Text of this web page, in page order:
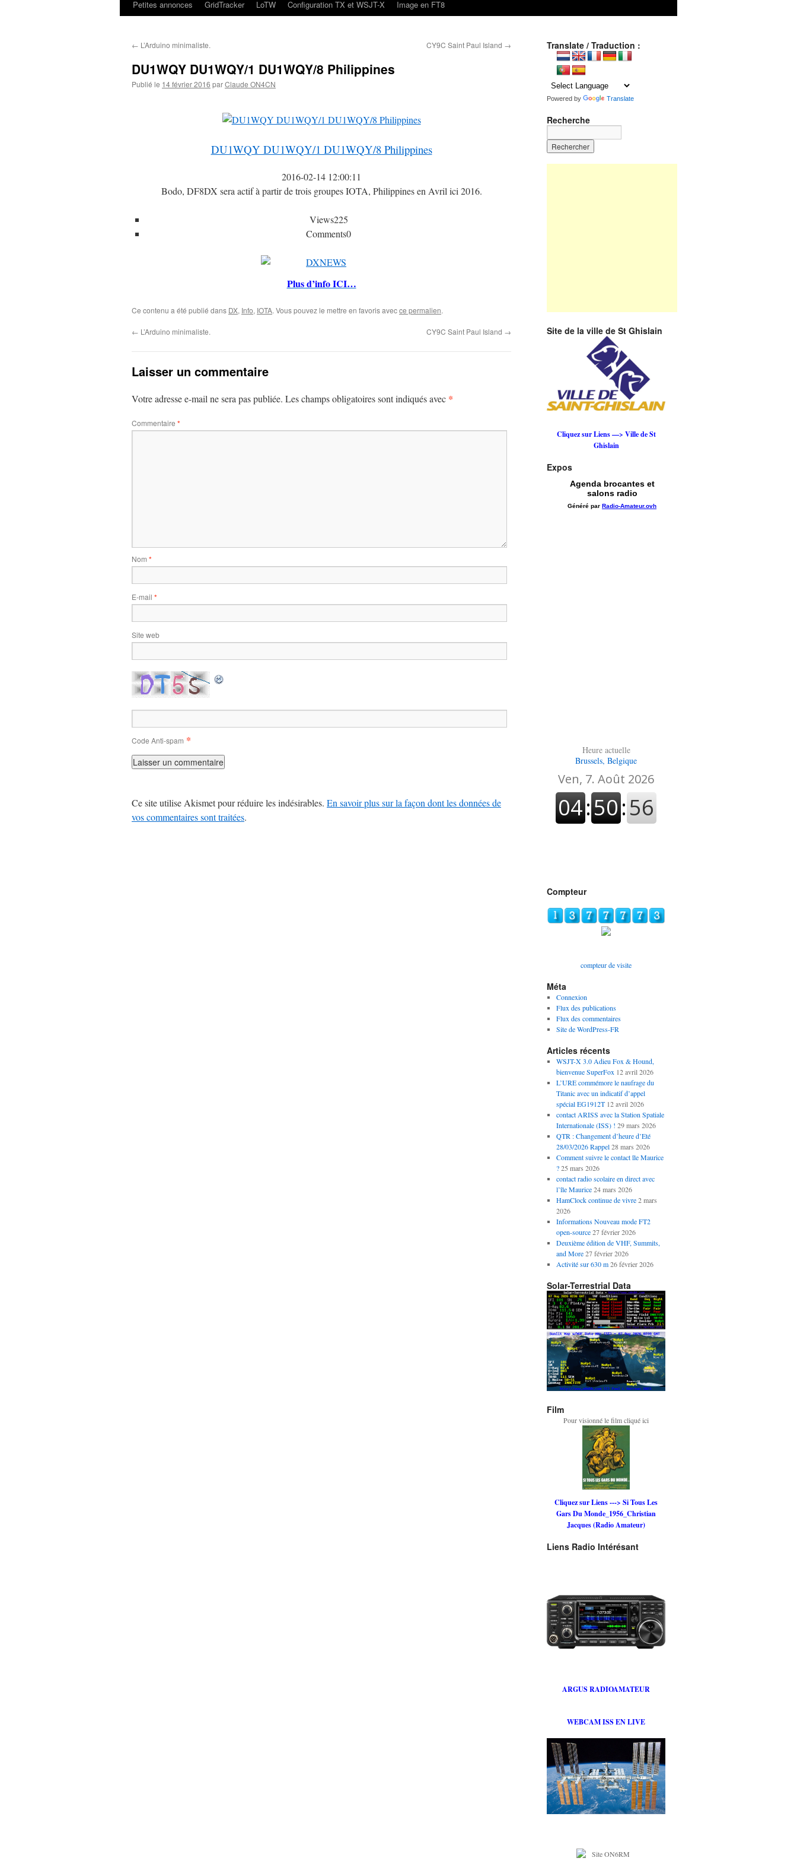
Petites annonces
GridTracker LoTW Configuration TX et WSJT-X Image en FT8
← L’Arduino minimaliste. CY9C Saint Paul Island →
DU1WQY DU1WQY/1 DU1WQY/8 Philippines
Publié le 14 février 2016 parClaude ON4CN
DU1WQY DU1WQY/1 DU1WQY/8 Philippines
2016-02-14 12:00:11
Bodo, DF8DX sera actif à partir de trois groupes IOTA, Philippines en Avril ici 2016.
Views225
Comments0
Plus d’info ICI…
Ce contenu a été publié dans DX, Info, IOTA. Vous pouvez le mettre en favoris avecce permalien.
← L’Arduino minimaliste. CY9C Saint Paul Island →
Laisser un commentaire
Votre adresse e-mail ne sera pas publiée. Les champs obligatoires sont indiqués avec *
Commentaire *
Nom *
E-mail *
Site web
Code Anti-spam *
Ce site utilise Akismet pour réduire les indésirables. En savoir plus sur la façon dont les données de
vos commentaires sont traitées.
Translate / Traduction :
Powered by Translate
Recherche
Site de la ville de St Ghislain
Cliquez sur Liens —> Ville de St
Ghislain
Expos
Heure actuelle
Brussels, Belgique
Compteur
compteur de visite
Méta
Connexion
Flux des publications
Flux des commentaires
Site de WordPress-FR
Articles récents
WSJT-X 3.0 Adieu Fox & Hound,
bienvenue SuperFox 12 avril 2026
L’URE commémore le naufrage du
Titanic avec un indicatif d’appel
spécial EG1912T 12 avril 2026
contact ARISS avec la Station Spatiale
Internationale (ISS) ! 29 mars 2026
QTR : Changement d’heure d’Eté
28/03/2026 Rappel 28 mars 2026
Comment suivre le contact île Maurice
? 25 mars 2026
contact radio scolaire en direct avec
l’île Maurice 24 mars 2026
HamClock continue de vivre 2 mars
2026
Informations Nouveau mode FT2
open-source 27 février 2026
Deuxième édition de VHF, Summits,
and More 27 février 2026
Activité sur 630 m 26 février 2026
Solar-Terrestrial Data
Film
Pour visionné le film cliqué ici
Cliquez sur Liens ---> Si Tous Les
Gars Du Monde_1956_Christian
Jacques (Radio Amateur)
Liens Radio Intérésant
ARGUS RADIOAMATEUR
WEBCAM ISS EN LIVE